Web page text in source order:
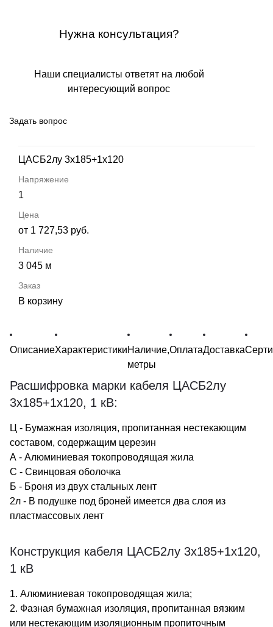
Нужна консультация?
Наши специалисты ответят на любой
интересующий вопрос
Задать вопрос
ЦАСБ2лу 3х185+1х120
1
от 1 727,53 руб.
3 045 м
В корзину
ОписаниеХарактеристикиНаличие,
метры
ОплатаДоставка
Расшифровка марки кабеля ЦАСБ2лу
3х185+1х120, 1 кВ:
Ц - Бумажная изоляция, пропитанная нестекающим
составом, содержащим церезин
А - Алюминиевая токопроводящая жила
С - Свинцовая оболочка
Б - Броня из двух стальных лент
2л - В подушке под броней имеется два слоя из
пластмассовых лент
Конструкция кабеля ЦАСБ2лу 3х185+1х120,
1 кВ
1. Алюминиевая токопроводящая жила;
2. Фазная бумажная изоляция, пропитанная вязким
или нестекающим изоляционным пропиточным